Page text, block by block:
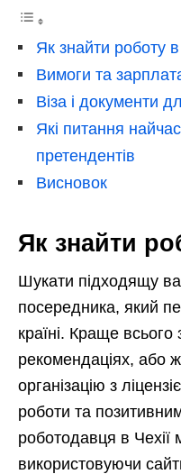
Як знайти роботу в
Вимоги та
Віза і документи
Які питання
претендентів
Висновок
Як знайти
Шукати підходящу
посередника, який
країні. Краще
рекомендаціях, або
організацію з
роботи та
роботодавця в Чехії
використовуючи